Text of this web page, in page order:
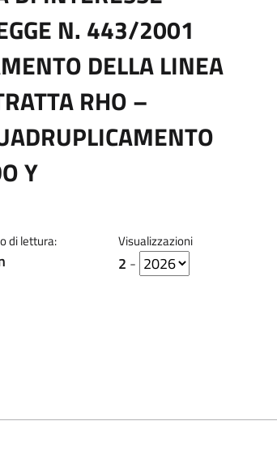
N. 443/2001
DELLA LINEA
RHO –
Y
di lettura: Visualizzazioni
2 -